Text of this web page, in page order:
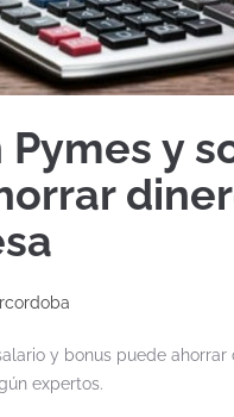
y
y bonus puede
expertos.